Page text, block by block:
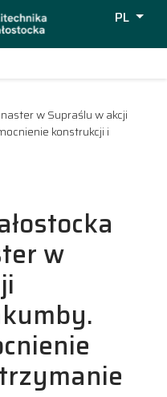
PL
w Supraślu w akcji
konstrukcji i
w